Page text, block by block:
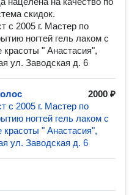
скидок.
с 2005 г. Мастер по
ногтей гель лаком с
красоты " Анастасия",
ул. Заводская д. 6
2000 ₽
с 2005 г. Мастер по
ногтей гель лаком с
красоты " Анастасия",
ул. Заводская д. 6